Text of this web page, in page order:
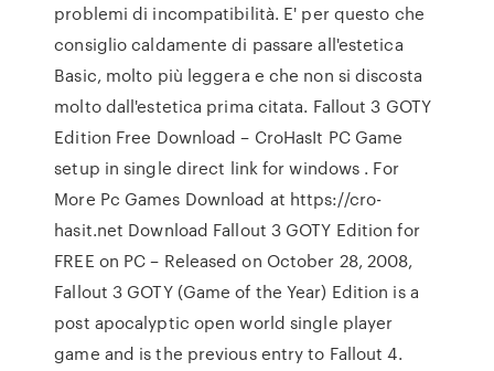
problemi di incompatibilità. E' per questo che
consiglio caldamente di passare all'estetica
Basic, molto più leggera e che non si discosta
molto dall'estetica prima citata. Fallout 3 GOTY
Edition Free Download – CroHasIt PC Game
setup in single direct link for windows . For
More Pc Games Download at https://cro-
hasit.net Download Fallout 3 GOTY Edition for
FREE on PC – Released on October 28, 2008,
Fallout 3 GOTY (Game of the Year) Edition is a
post apocalyptic open world single player
game and is the previous entry to Fallout 4.